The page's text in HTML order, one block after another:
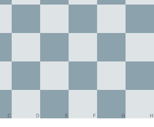
C D E F G H